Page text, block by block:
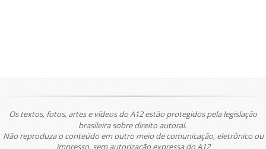
Os textos, fotos, artes e vídeos do A12 estão protegidos pela legislação
brasileira sobre direito autoral.
Não reproduza o conteúdo em outro meio de comunicação, eletrônico ou
impresso, sem autorização expressa do A12